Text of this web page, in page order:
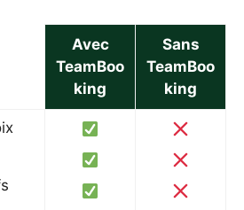
Avec
TeamBoo
king
Sans
TeamBoo
king